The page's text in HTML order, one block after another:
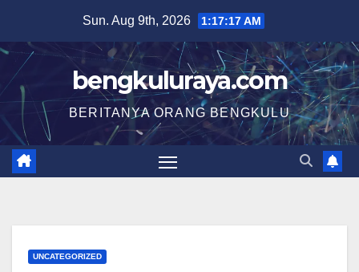
content
Sun. Aug 9th, 2026 1:17:18 AM
bengkuluraya.com
BERITANYA ORANG BENGKULU
UNCATEGORIZED